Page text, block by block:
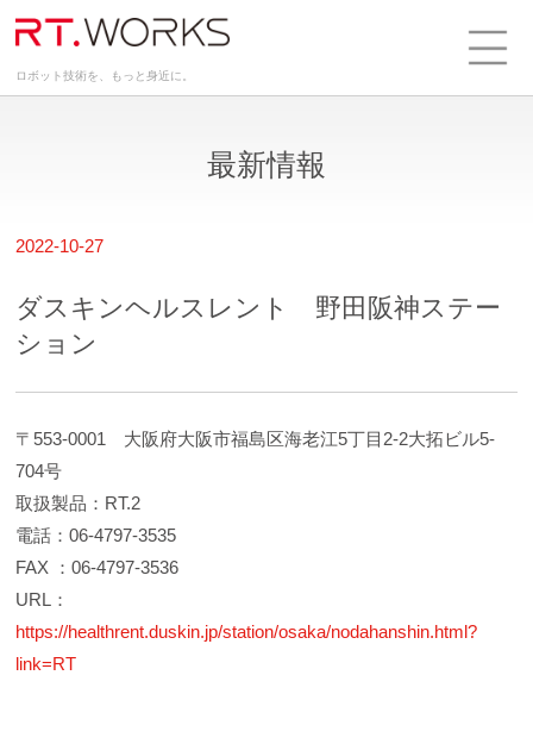
ロボット技術を、もっと身近に。
最新情報
2022-10-27
ダスキンヘルスレント 野田阪神ステー
ション
〒553-0001 大阪府大阪市福島区海老江5丁目2-2大拓ビル5-
704号
取扱製品：RT.2
電話：06-4797-3535
FAX ：06-4797-3536
URL：
https://healthrent.duskin.jp/station/osaka/nodahanshin.html?
link=RT